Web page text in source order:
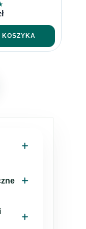
KOSZYKA
Ci